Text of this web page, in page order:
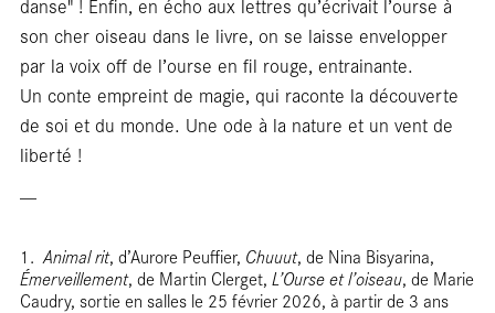
danse" ! Enfin, en écho aux lettres qu’écrivait l’ourse à
son cher oiseau dans le livre, on se laisse envelopper
par la voix off de l’ourse en fil rouge, entrainante.
Un conte empreint de magie, qui raconte la découverte
de soi et du monde. Une ode à la nature et un vent de
liberté !
---
1. Animal rit, d’Aurore Peuffier, Chuuut, de Nina Bisyarina,
Émerveillement, de Martin Clerget, L’Ourse et l’oiseau, de Marie
Caudry, sortie en salles le 25 février 2026, à partir de 3 ans